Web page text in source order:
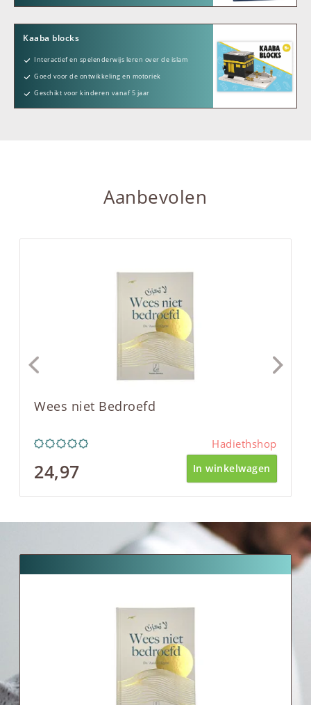
Kaaba blocks
Interactief en spelenderwijs leren over de islam
Goed voor de ontwikkeling en motoriek
Geschikt voor kinderen vanaf 5 jaar
Aanbevolen
Wees niet Bedroefd
Hadiethshop
24,97 In winkelwagen